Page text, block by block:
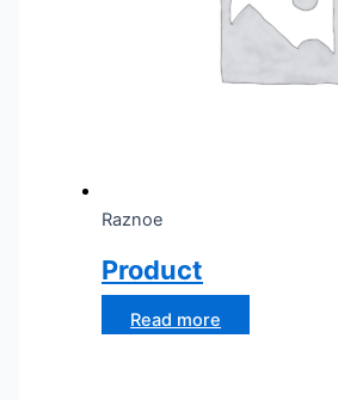
Raznoe
Product
Read more